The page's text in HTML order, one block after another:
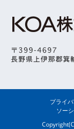
プライ
ソー